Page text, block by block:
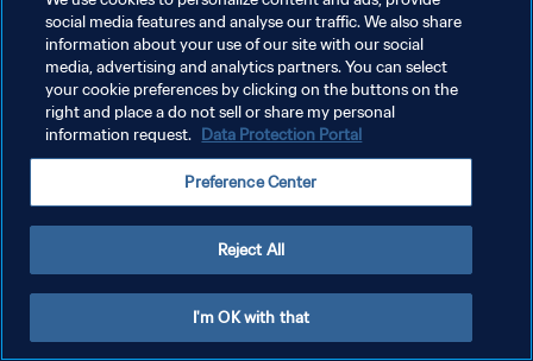
سياسة الخصوصية
إدارة تفضيلات ملفات تعريف الارتباط
social media features and analyse our traffic. We also share
information about your use of our site with our social
media, advertising and analytics partners. You can select
your cookie preferences by clicking on the buttons on the
right and place a do not sell or share my personal
information request. Data Protection Portal
Preference Center
Reject All
I'm OK with that